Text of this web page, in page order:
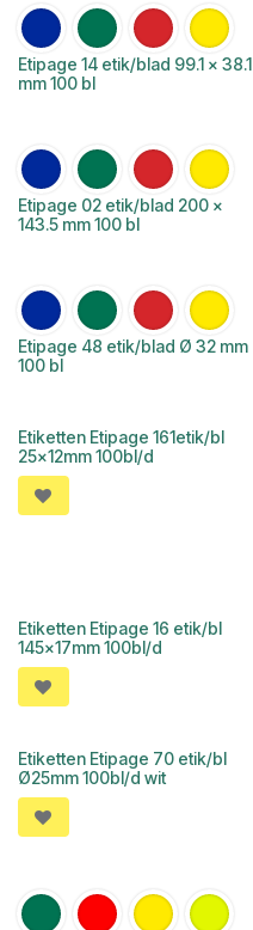
Etipage 14 etik/blad 99.1 x 38.1
mm 100 bl
Etipage 02 etik/blad 200 x
143.5 mm 100 bl
Etipage 48 etik/blad Ø 32 mm
100 bl
Etiketten Etipage 161etik/bl
25x12mm 100bl/d
Etiketten Etipage 16 etik/bl
145x17mm 100bl/d
Etiketten Etipage 70 etik/bl
Ø25mm 100bl/d wit